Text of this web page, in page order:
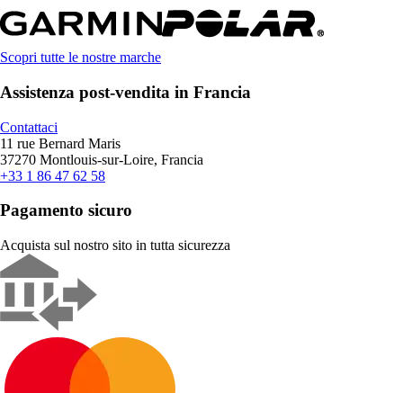
Scopri tutte le nostre marche
Assistenza post-vendita in Francia
Contattaci
11 rue Bernard Maris
37270 Montlouis-sur-Loire, Francia
+33 1 86 47 62 58
Pagamento sicuro
Acquista sul nostro sito in tutta sicurezza